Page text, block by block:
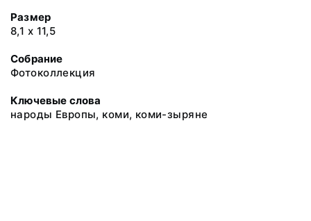
Размер
8,1 х 11,5
Собрание
Фотоколлекция
Ключевые слова
народы Европы, коми, коми-зыряне